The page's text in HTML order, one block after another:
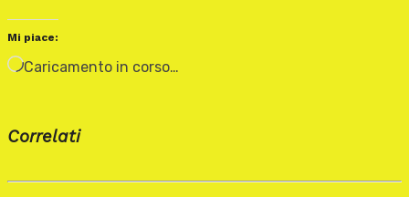
Mi piace:
Caricamento in corso…
Correlati